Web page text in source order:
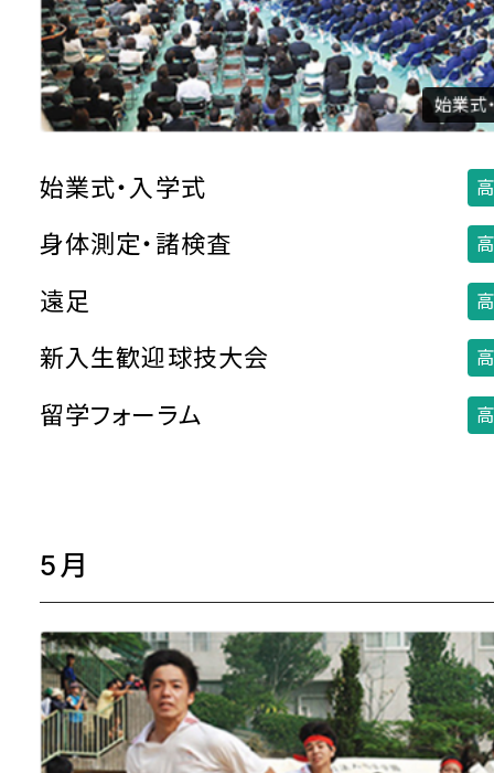
始業式
始業式・入学式
身体測定・諸検査
遠足
新入生歓迎球技大会
留学フォーラム
5月